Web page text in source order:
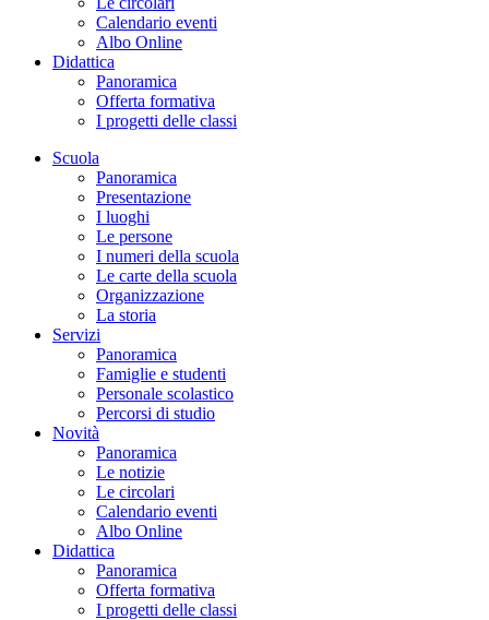
Calendario eventi
Albo Online
Didattica
Panoramica
Offerta formativa
I progetti delle classi
Scuola
Panoramica
Presentazione
I luoghi
Le persone
I numeri della scuola
Le carte della scuola
Organizzazione
La storia
Servizi
Panoramica
Famiglie e studenti
Personale scolastico
Percorsi di studio
Novità
Panoramica
Le notizie
Le circolari
Calendario eventi
Albo Online
Didattica
Panoramica
Offerta formativa
I progetti delle classi